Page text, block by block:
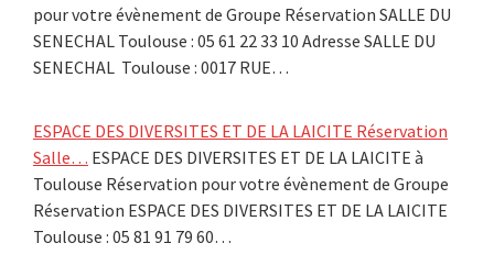
pour votre évènement de Groupe Réservation SALLE DU
SENECHAL Toulouse : 05 61 22 33 10 Adresse SALLE DU
SENECHAL Toulouse : 0017 RUE…
ESPACE DES DIVERSITES ET DE LA LAICITE Réservation
Salle… ESPACE DES DIVERSITES ET DE LA LAICITE à
Toulouse Réservation pour votre évènement de Groupe
Réservation ESPACE DES DIVERSITES ET DE LA LAICITE
Toulouse : 05 81 91 79 60…